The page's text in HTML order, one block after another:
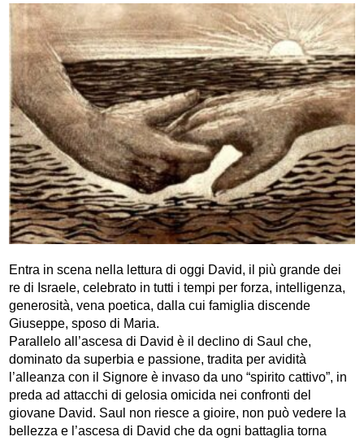
Entra in scena nella lettura di oggi David, il più grande dei
re di Israele, celebrato in tutti i tempi per forza, intelligenza,
generosità, vena poetica, dalla cui famiglia discende
Giuseppe, sposo di Maria.
Parallelo all’ascesa di David è il declino di Saul che,
dominato da superbia e passione, tradita per avidità
l’alleanza con il Signore è invaso da uno “spirito cattivo”, in
preda ad attacchi di gelosia omicida nei confronti del
giovane David. Saul non riesce a gioire, non può vedere la
bellezza e l’ascesa di David che da ogni battaglia torna